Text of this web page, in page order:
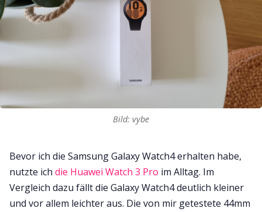
Bild: vybe
Bevor ich die Samsung Galaxy Watch4 erhalten habe,
nutzte ich die Huawei Watch 3 Pro im Alltag. Im
Vergleich dazu fällt die Galaxy Watch4 deutlich kleiner
und vor allem leichter aus. Die von mir getestete 44mm